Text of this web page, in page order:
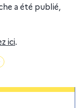
a été publié,
ici.